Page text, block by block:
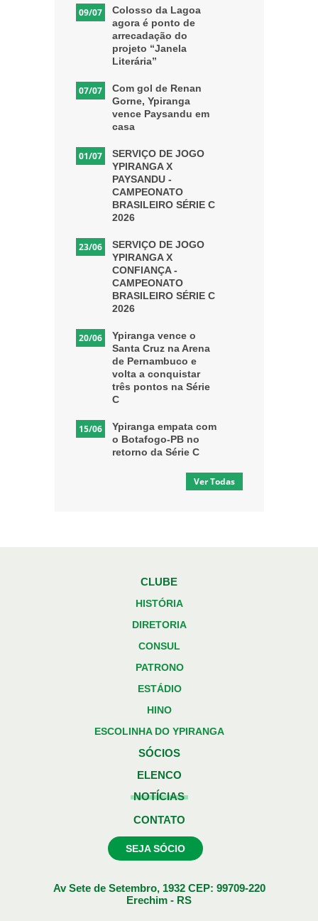
09/07
Colosso da Lagoa
agora é ponto de
arrecadação do
projeto “Janela
Literária”
07/07
Com gol de Renan
Gorne, Ypiranga
vence Paysandu em
casa
01/07
SERVIÇO DE JOGO
YPIRANGA X
PAYSANDU -
CAMPEONATO
BRASILEIRO SÉRIE C
2026
23/06
SERVIÇO DE JOGO
YPIRANGA X
CONFIANÇA -
CAMPEONATO
BRASILEIRO SÉRIE C
2026
20/06
Ypiranga vence o
Santa Cruz na Arena
de Pernambuco e
volta a conquistar
três pontos na Série
C
15/06
Ypiranga empata com
o Botafogo-PB no
retorno da Série C
Ver Todas
CLUBE
HISTÓRIA
DIRETORIA
CONSUL
PATRONO
ESTÁDIO
HINO
ESCOLINHA DO YPIRANGA
SÓCIOS
ELENCO
NOTÍCIAS
CONTATO
SEJA SÓCIO
Av Sete de Setembro, 1932 CEP: 99709-220
Erechim - RS